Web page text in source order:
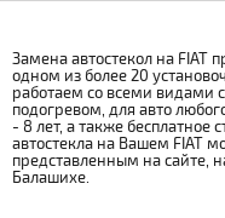
Замена автостекол на FIAT
одном из более 20
работаем со всеми видами
подогревом, для авто
- 8 лет, а также бесплатное
автостекла на Вашем FIAT
представленным на сайте,
Балашихе.